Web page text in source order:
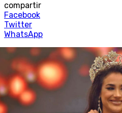
compartir
Facebook
Twitter
WhatsApp